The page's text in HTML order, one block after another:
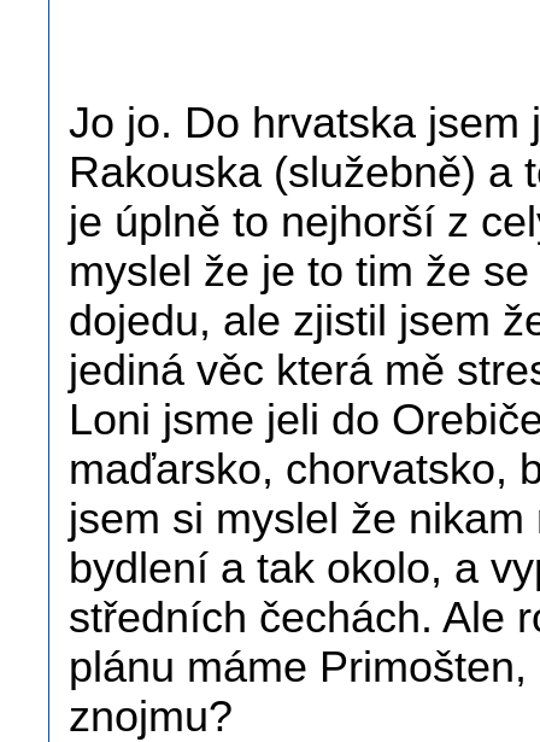
Jo jo. Do hrvatska jsem
Rakouska (služebně) a
je úplně to nejhorší z
myslel že je to tim že
dojedu, ale zjistil jsem
jediná věc která mě
Loni jsme jeli do
maďarsko, chorvatsko,
jsem si myslel že
bydlení a tak okolo, a
středních čechách. Ale
plánu máme
znojmu?